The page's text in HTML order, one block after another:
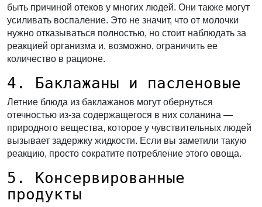
быть причиной отеков у многих людей. Они также могут
усиливать воспаление. Это не значит, что от молочки
нужно отказываться полностью, но стоит наблюдать за
реакцией организма и, возможно, ограничить ее
количество в рационе.
4. Баклажаны и пасленовые
Летние блюда из баклажанов могут обернуться
отечностью из-за содержащегося в них соланина —
природного вещества, которое у чувствительных людей
вызывает задержку жидкости. Если вы заметили такую
реакцию, просто сократите потребление этого овоща.
5. Консервированные
продукты